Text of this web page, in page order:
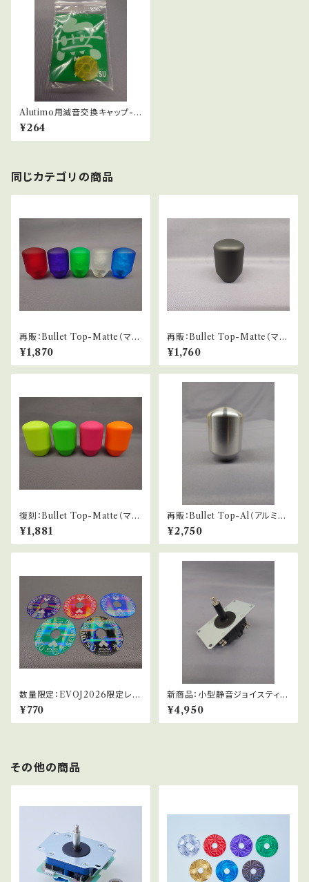
Alutimo用減音交換キャップ-3
0φ用：「無」_Mu-1個
¥264
同じカテゴリの商品
再販：Bullet Top-Matte（マッ
ト仕様バブル）
¥1,870
再販：Bullet Top-Matte（マッ
ト仕様）
¥1,760
復刻：Bullet Top-Matte（マッ
ト仕様蛍光）
¥1,881
再販：Bullet Top-Al（アルミ仕
様）
¥2,750
数量限定：EVOJ2026限定レバ
ーパッキン_10.5φ
¥770
新商品：小型静音ジョイスティッ
ク：LSQ-56-MS
¥4,950
その他の商品